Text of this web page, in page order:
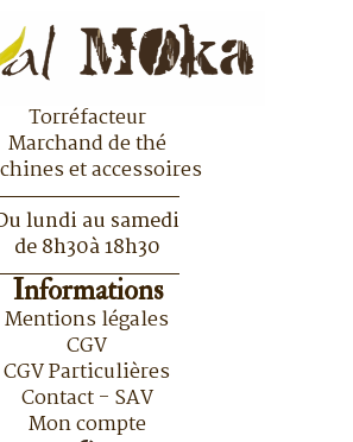
Torréfacteur
Marchand de thé
et accessoires
lundi au samedi
de 8h30à 18h30
Informations
Mentions légales
CGV
CGV Particulières
Contact - SAV
Mon compte